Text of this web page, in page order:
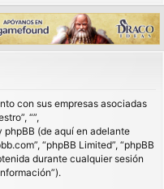
fic
ar
ra
rs
s
c
con sus empresas asociadas
“”,
(de aquí en adelante
“phpBB Limited”, “phpBB
durante cualquier sesión